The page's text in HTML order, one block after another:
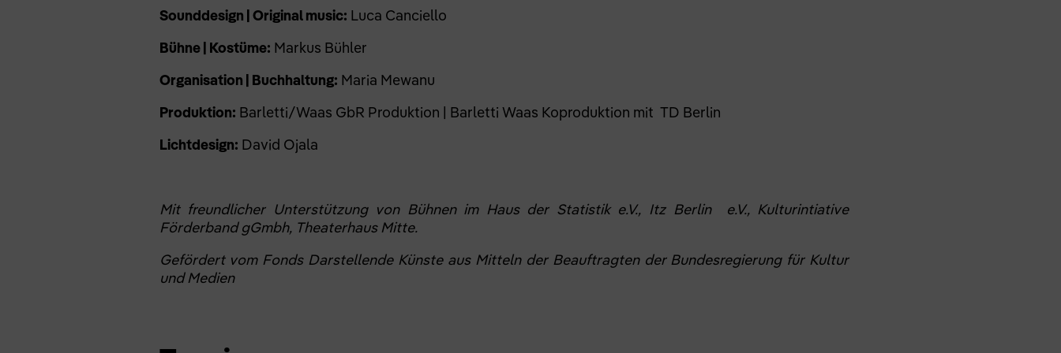
Sounddesign | Original music: Luca Canciello
Bühne | Kostüme: Markus Bühler
Organisation | Buchhaltung: Maria Mewanu
Produktion: Barletti/Waas GbR Produktion | Barletti Waas Koproduktion mit TD Berlin
Lichtdesign: David Ojala
Mit freundlicher Unterstützung von Bühnen im Haus der Statistik e.V., Itz Berlin e.V., Kulturintiative
Förderband gGmbh, Theaterhaus Mitte.
Gefördert vom Fonds Darstellende Künste aus Mitteln der Beauftragten der Bundesregierung für Kultur
und Medien